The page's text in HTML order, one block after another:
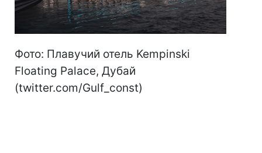
Фото: Плавучий отель Kempinski
Floating Palace, Дубай
(twitter.com/Gulf_const)